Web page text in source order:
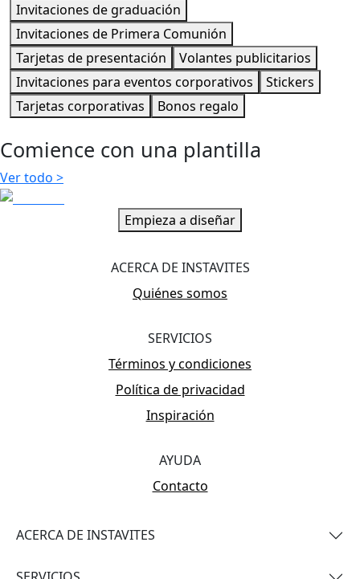
Invitaciones de graduación
Invitaciones de Primera Comunión
Tarjetas de presentación
Volantes publicitarios
Invitaciones para eventos corporativos
Stickers
Tarjetas corporativas
Bonos regalo
Comience con una plantilla
Ver todo >
Empieza a diseñar
ACERCA DE INSTAVITES
Quiénes somos
SERVICIOS
Términos y condiciones
Política de privacidad
Inspiración
AYUDA
Contacto
ACERCA DE INSTAVITES